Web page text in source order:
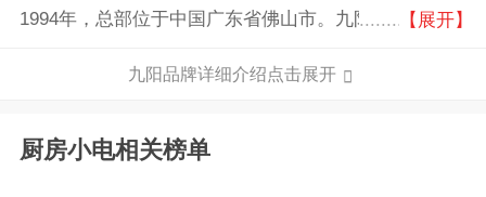
1994年，总部位于中国广东省佛山市。九阳以创新技术
强大的研发团队，持续不断地推出新产品和改进现有产
费者喜爱。
【展开】
九阳品牌详细介绍点击展开
厨房小电相关榜单